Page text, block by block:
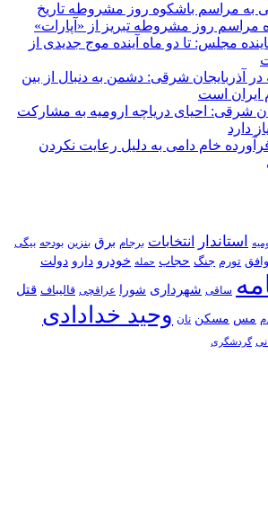
به مراسم باشکوه روز مشروطه تاریخ
مراسم روز مشروطه تبریز از «آپارات»
مجلس: تا دو ماه آینده موج جدیدی از
در آذربایجان شرقی: دشمن به دنبال از بین
ایران است
شرقی: احیای دریاچه ارومیه به مشارکت
دارد
۴۵۰ تن فرآورده خام دامی به دلیل رعایت نکردن
استاندار انتخابات برجام برق بنزین بودجه بیگی
تورم جنگ حجاب حمله خودرو دارو دولت
ساقی شهرداری شورا عراقچی قالیباف قتل
مس مسکن نان وحید خدادادی
گردشگری